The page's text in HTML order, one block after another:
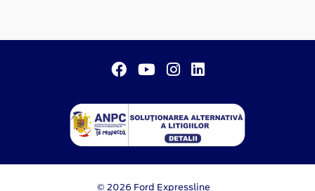
© 2026 Ford Expressline